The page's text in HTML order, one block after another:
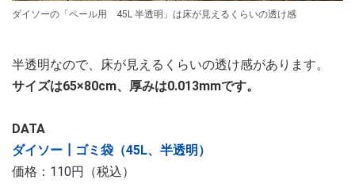
ダイソーの「ペール用 45L 半透明」は床が見えるくらいの透け感
半透明なので、床が見えるくらいの透け感があります。
サイズは65×80cm、厚みは0.013mmです。
DATA
ダイソー┃ゴミ袋（45L、半透明）
価格：110円（税込）